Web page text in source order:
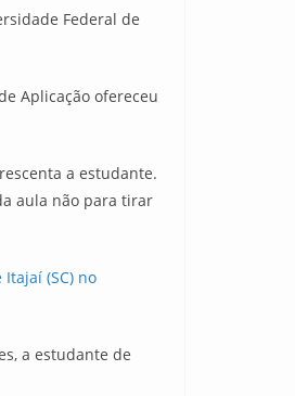
Federal de
Aplicação ofereceu
a estudante.
aula não para tirar
(SC) no
a estudante de